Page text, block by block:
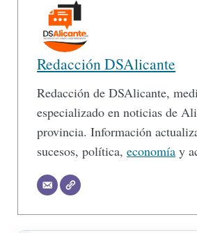
Redacción DSAlicante
Redacción de DSAlicante,
especializado en noticias de
provincia. Información
sucesos, política, economía y